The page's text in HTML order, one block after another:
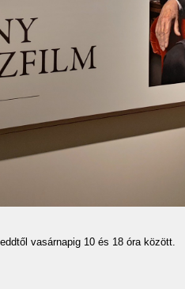
vasárnapig 10 és 18 óra között.